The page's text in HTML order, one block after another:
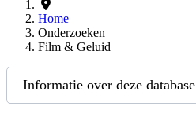
Home
Onderzoeken
Film & Geluid
Informatie over deze database